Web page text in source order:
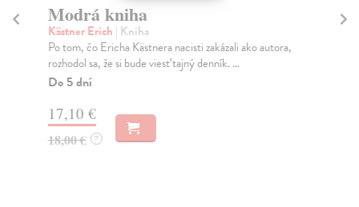
Modrá kniha
Kästner Erich | Kniha
Po tom, čo Ericha Kästnera nacisti zakázali ako autora,
rozhodol sa, že si bude viesť tajný denník. ...
Do 5 dní
17,10 €
18,00 € ?